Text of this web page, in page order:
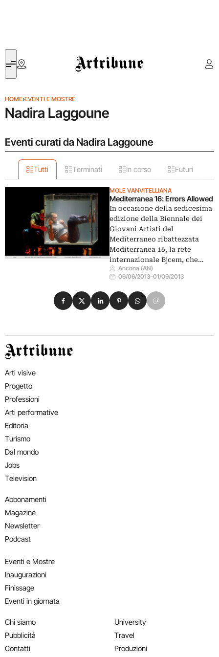
Artribune
HOME›EVENTI E MOSTRE
Nadira Laggoune
Eventi curati da Nadira Laggoune
Tutti Terminati In corso Futuri
MOLE VANVITELLIANA
Mediterranea 16: Errors Allowed
In occasione della sedicesima
edizione della Biennale dei
Giovani Artisti del
Mediterraneo ribattezzata
Mediterranea 16, la rete
internazionale Bjcem, che…
Ancona (AN)
06/06/2013–01/09/2013
Condividi su Facebook
Condividi su X
Condividi su LinkedIn
Condividi su Pinterest
Condividi su WhatsApp
Condividi su Email
Artribune
Arti visive
Progetto
Professioni
Arti performative
Editoria
Turismo
Dal mondo
Jobs
Television
Abbonamenti
Magazine
Newsletter
Podcast
Eventi e Mostre
Inaugurazioni
Finissage
Eventi in giornata
Chi siamo
Pubblicità
Contatti
University
Travel
Produzioni